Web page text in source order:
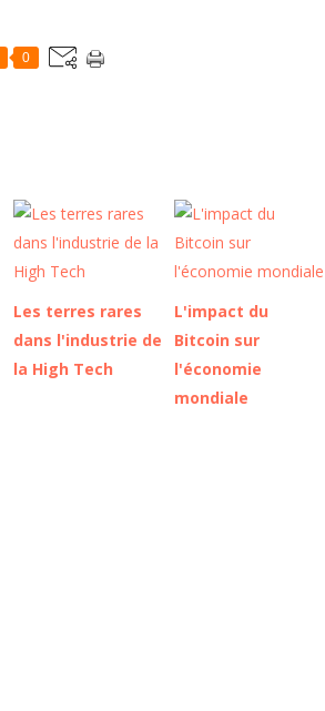
0
Les terres rares
dans l'industrie de
la High Tech
L'impact du
Bitcoin sur
l'économie
mondiale